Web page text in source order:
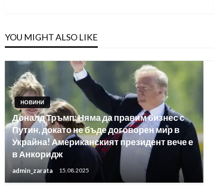
YOU MIGHT ALSO LIKE
НОВИНИ
Доналд Тръмп: Няма да правим бизнес с
Путин, докато не бъде договорен мир в
Украйна! Американският президент вече е
в Анкоридж
admin_zarata 15.08.2025